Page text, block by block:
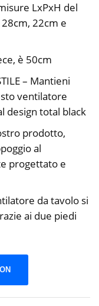
LxPxH del
22cm e
è 50cm
– Mantieni
ventilatore
design total black
prodotto,
al
progettato e
da tavolo si
ai due piedi